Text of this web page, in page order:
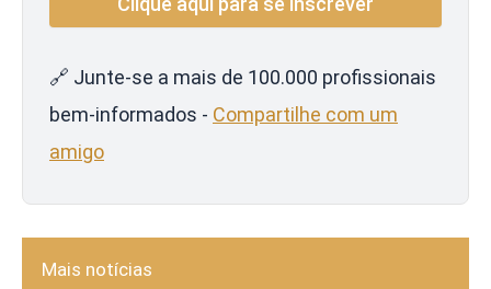
🔗 Junte-se a mais de 100.000 profissionais
bem-informados - Compartilhe com um
amigo
Mais notícias